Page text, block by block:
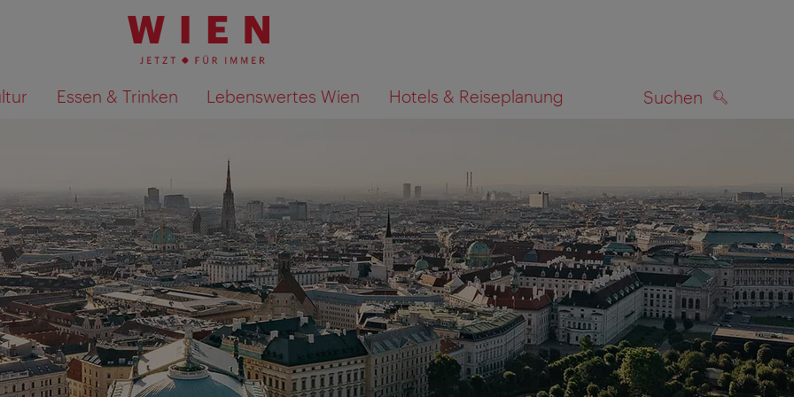
Essen & Trinken Lebenswertes Wien Hotels & Reiseplanung Suchen